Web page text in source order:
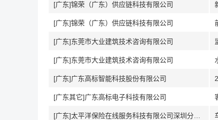
[广东]锦荣（广东）供应链科技有限公司
[广东]锦荣（广东）供应链科技有限公司
[广东]东莞市大业建筑技术咨询有限公司
[广东]东莞市大业建筑技术咨询有限公司
[广东]广东高标智能科技股份有限公司
[广东其它]广东高标电子科技有限公司